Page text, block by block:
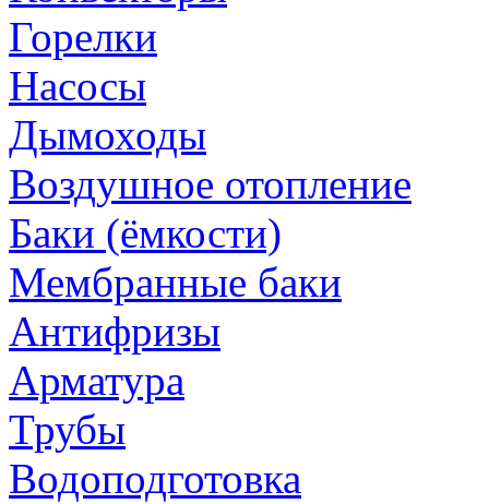
Горелки
Насосы
Дымоходы
Воздушное отопление
Баки (ёмкости)
Мембранные баки
Антифризы
Арматура
Трубы
Водоподготовка